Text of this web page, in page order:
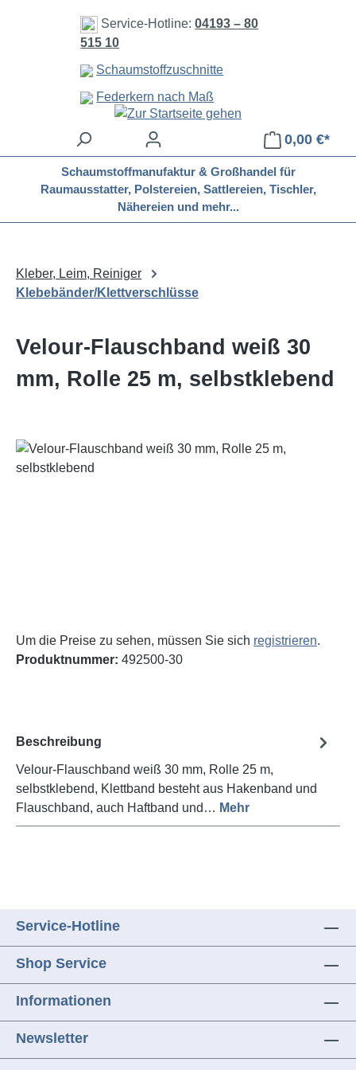
Zum Hauptinhalt springen
Service-Hotline:04193 – 80
515 10
Schaumstoffzuschnitte
Federkern nach Maß
0,00 €*
Schaumstoffmanufaktur & Großhandel für
Raumausstatter, Polstereien, Sattlereien, Tischler,
Nähereien und mehr...
Kleber, Leim, Reiniger
Klebebänder/Klettverschlüsse
Velour-Flauschband weiß 30
mm, Rolle 25 m, selbstklebend
Bildergalerie überspringen
Um die Preise zu sehen, müssen Sie sich registrieren.
Produktnummer: 492500-30
Beschreibung
Velour-Flauschband weiß 30 mm, Rolle 25 m,
selbstklebend, Klettband besteht aus Hakenband und
Flauschband, auch Haftband und… Mehr
Service-Hotline
Shop Service
Informationen
Newsletter